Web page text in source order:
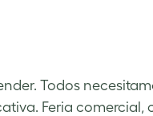
Todos
Feria comercial,